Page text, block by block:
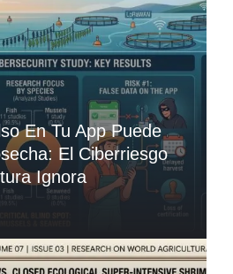
En Tu App Puede
El Ciberriesgo
Ignora